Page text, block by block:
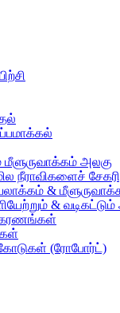
மீளுருவாக்கம் அலகு
நீராவிகளைச்
&
& வடிகட்டும்
(ரோபோர்ட்)